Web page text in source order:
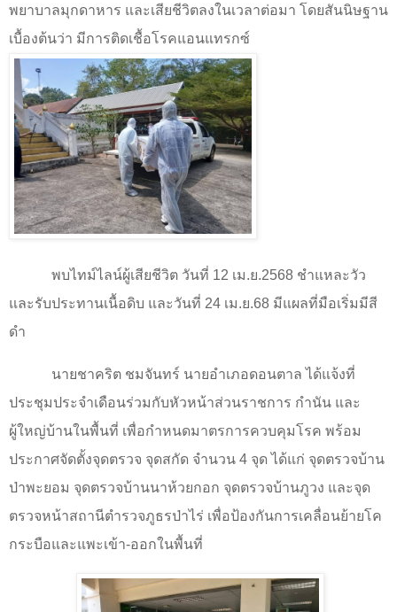
พยาบาลมุกดาหาร และเสียชีวิตลงในเวลาต่อมา โดยสันนิษฐาน
เบื้องต้นว่า มีการติดเชื้อโรคแอนแทรกซ์
พบไทม์ไลน์ผู้เสียชีวิต วันที่ 12 เม.ย.2568 ชำแหละวัว
และรับประทานเนื้อดิบ และวันที่ 24 เม.ย.68 มีแผลที่มือเริ่มมีสี
ดำ
นายชาคริต ชมจันทร์ นายอำเภอดอนตาล ได้แจ้งที่
ประชุมประจำเดือนร่วมกับหัวหน้าส่วนราชการ กำนัน และ
ผู้ใหญ่บ้านในพื้นที่ เพื่อกำหนดมาตรการควบคุมโรค พร้อม
ประกาศจัดตั้งจุดตรวจ จุดสกัด จำนวน 4 จุด ได้แก่ จุดตรวจบ้าน
ป่าพะยอม จุดตรวจบ้านนาห้วยกอก จุดตรวจบ้านภูวง และจุด
ตรวจหน้าสถานีตำรวจภูธรป่าไร่ เพื่อป้องกันการเคลื่อนย้ายโค
กระบือและแพะเข้า-ออกในพื้นที่